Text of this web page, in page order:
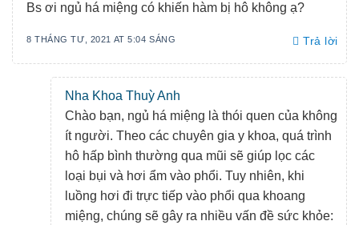
Bs ơi ngủ há miệng có khiến hàm bị hô không ạ?
8 THÁNG TƯ, 2021 AT 5:04 SÁNG Trả lời
Nha Khoa Thuỳ Anh
Chào bạn, ngủ há miệng là thói quen của không
ít người. Theo các chuyên gia y khoa, quá trình
hô hấp bình thường qua mũi sẽ giúp lọc các
loại bụi và hơi ẩm vào phổi. Tuy nhiên, khi
luồng hơi đi trực tiếp vào phổi qua khoang
miệng, chúng sẽ gây ra nhiều vấn đề sức khỏe: